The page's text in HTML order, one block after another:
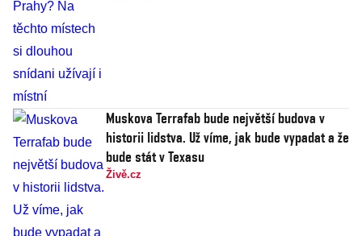
Muskova Terrafab bude největší budova v
historii lidstva. Už víme, jak bude vypadat a že
bude stát v Texasu
Živě.cz